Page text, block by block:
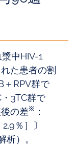
中HIV-1
た患者の割
＋RPV群で
3TC群で
の差※ ：
％］〕
析）。